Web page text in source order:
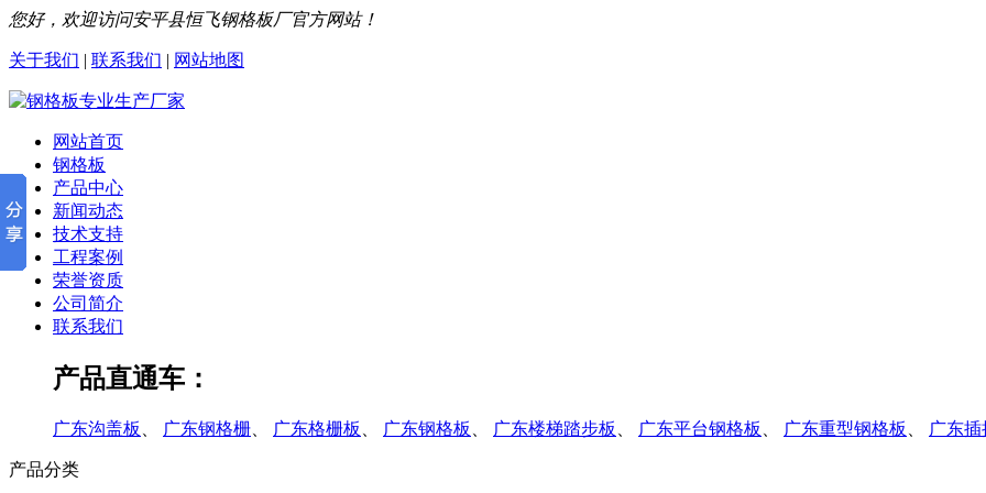
您好，欢迎访问安平县恒飞钢格板厂官方网站！
关于我们 | 联系我们 | 网站地图
网站首页
钢格板
产品中心
新闻动态
技术支持
工程案例
荣誉资质
公司简介
联系我们
产品直通车：
广东沟盖板 广东钢格栅 广东格栅板 广东钢格板 广东楼梯踏步板 广东平台钢格板 广东重型钢格板 广东插
产品分类